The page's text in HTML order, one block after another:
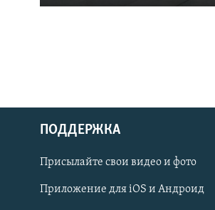
Українською
Qırımtatar
ПОДДЕРЖКА
Присылайте свои видео и фото
Приложение для iOS и Андроид